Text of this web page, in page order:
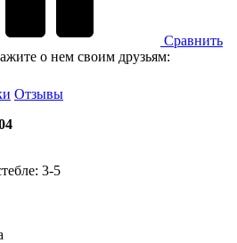
Сравнить
о нем своим друзьям:
Отзывы
3-5